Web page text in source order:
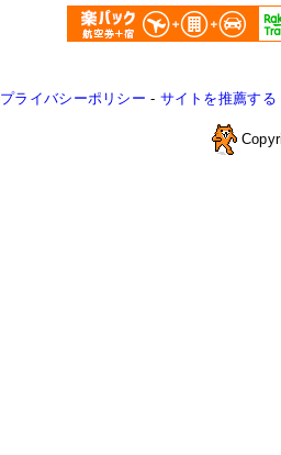
プライバシーポリシー - サイトを推薦する